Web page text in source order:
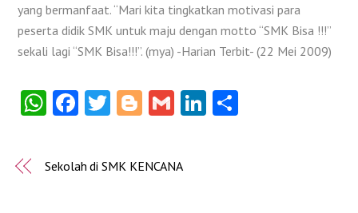
yang bermanfaat. “Mari kita tingkatkan motivasi para
peserta didik SMK untuk maju dengan motto “SMK Bisa !!!”
sekali lagi “SMK Bisa!!!”. (mya) -Harian Terbit- (22 Mei 2009)
W
ts
A
Fa
b
o
T
itt
er
Bl
g
g
G
ai
l
Li
Sekolah di SMK KENCANA